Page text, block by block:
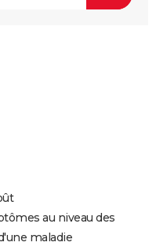
au niveau des
maladie